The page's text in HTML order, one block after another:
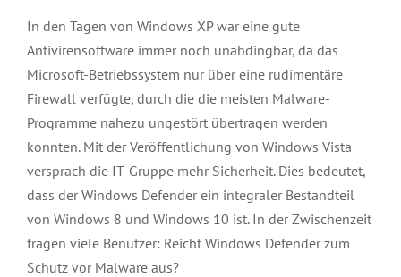
In den Tagen von Windows XP war eine gute
Antivirensoftware immer noch unabdingbar, da das
Microsoft-Betriebssystem nur über eine rudimentäre
Firewall verfügte, durch die die meisten Malware-
Programme nahezu ungestört übertragen werden
konnten. Mit der Veröffentlichung von Windows Vista
versprach die IT-Gruppe mehr Sicherheit. Dies bedeutet,
dass der Windows Defender ein integraler Bestandteil
von Windows 8 und Windows 10 ist. In der Zwischenzeit
fragen viele Benutzer: Reicht Windows Defender zum
Schutz vor Malware aus?